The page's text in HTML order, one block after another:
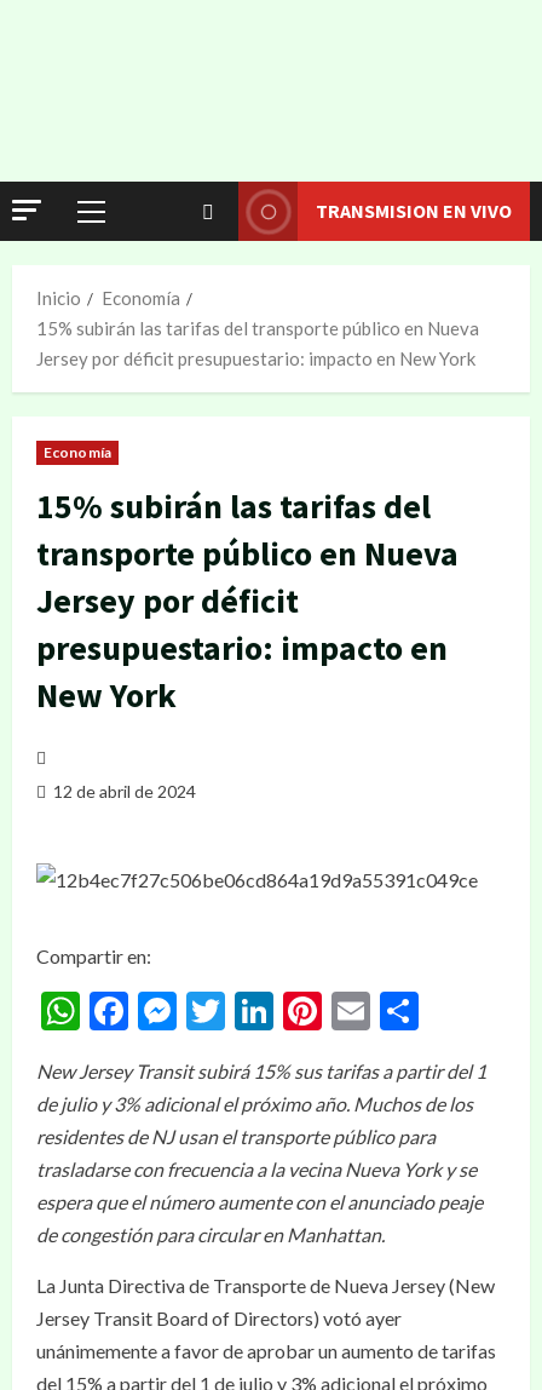
TRANSMISION EN VIVO
Inicio
Economía
15% subirán las tarifas del transporte público en Nueva
Jersey por déficit presupuestario: impacto en New York
Economía
15% subirán las tarifas del
transporte público en Nueva
Jersey por déficit
presupuestario: impacto en
New York
12 de abril de 2024
Compartir en:
WhatsApp
Facebook
Messenger
Twitter
LinkedIn
Pinterest
Email
New Jersey Transit subirá 15% sus tarifas a partir del 1
de julio y 3% adicional el próximo año. Muchos de los
residentes de NJ usan el transporte público para
trasladarse con frecuencia a la vecina Nueva York y se
espera que el número aumente con el anunciado peaje
de congestión para circular en Manhattan.
La Junta Directiva de Transporte de Nueva Jersey (New
Jersey Transit Board of Directors) votó ayer
unánimemente a favor de aprobar un aumento de tarifas
del 15% a partir del 1 de julio y 3% adicional el próximo